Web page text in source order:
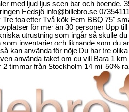
med ljud ljus scen bar och
Hedsjö info@billebro.se
Tre toaletter Två kök Fem BBQ 75"
för mer än 30 personer Upp
utrustning som ingår så skulle
som inventarier och liknande som du
kan använda för nöje Du har tre
använda taket om du vill Bara 1
timmar från Stockholm 14 mil 50%